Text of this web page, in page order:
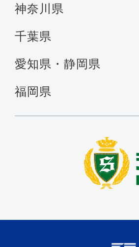
神奈川県
千葉県
愛知県・静岡県
福岡県